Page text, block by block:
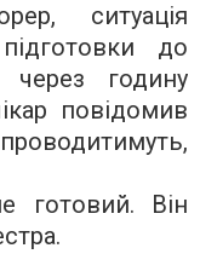
ситуація
до
через годину
повідомив
готовий. Він